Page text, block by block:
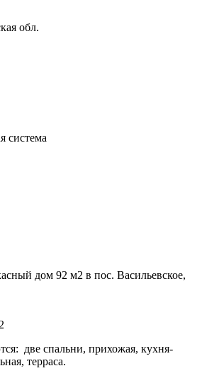
обл.
система
дом 92 м2 в пос. Васильевское,
две спальни, прихожая, кухня-
терраса.